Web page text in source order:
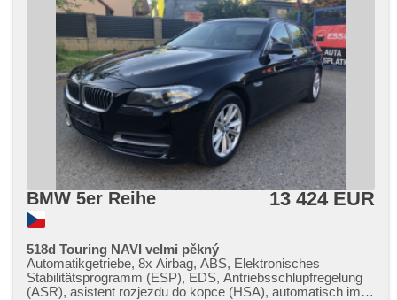
BMW 5er Reihe 13 424 EUR
518d Touring NAVI velmi pěkný
Automatikgetriebe, 8x Airbag, ABS, Elektronisches
Stabilitätsprogramm (ESP), EDS, Antriebsschlupfregelung
(ASR), asistent rozjezdu do kopce (HSA), automatisch im